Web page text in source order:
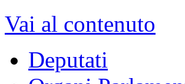
Vai al contenuto
Deputati